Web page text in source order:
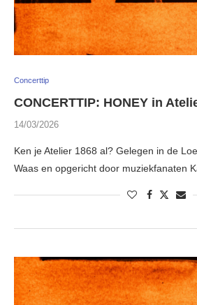
Concerttip
CONCERTTIP: HONEY in
14/03/2026
Ken je Atelier 1868 al? Gelegen in de
Waas en opgericht door muziekfanaten